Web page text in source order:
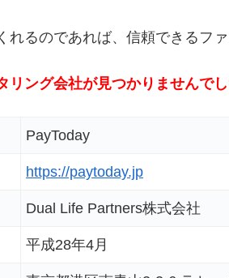
れるのであれば、信頼できるフ
ング会社が見つかりませんで
PayToday
https://paytoday.jp
Dual Life Partners株式会社
平成28年4月